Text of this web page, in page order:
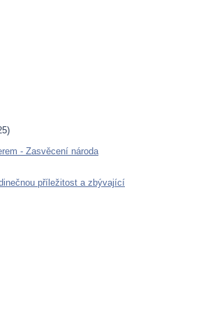
- Zasvěcení národa
příležitost a zbývající